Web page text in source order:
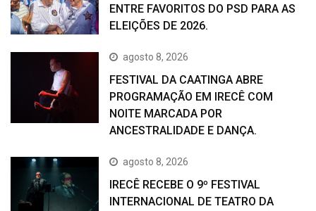
ENTRE FAVORITOS DO PSD PARA AS
ELEIÇÕES DE 2026.
agosto 8, 2026
FESTIVAL DA CAATINGA ABRE
PROGRAMAÇÃO EM IRECÊ COM
NOITE MARCADA POR
ANCESTRALIDADE E DANÇA.
agosto 8, 2026
IRECÊ RECEBE O 9º FESTIVAL
INTERNACIONAL DE TEATRO DA